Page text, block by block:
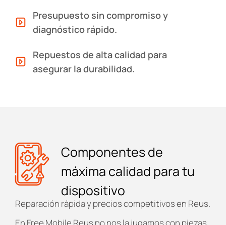
Presupuesto sin compromiso y
diagnóstico rápido.
Repuestos de alta calidad para
asegurar la durabilidad.
Componentes de
máxima calidad para tu
dispositivo
Reparación rápida y precios competitivos en Reus.
En Free Mobile Reus no nos la jugamos con piezas